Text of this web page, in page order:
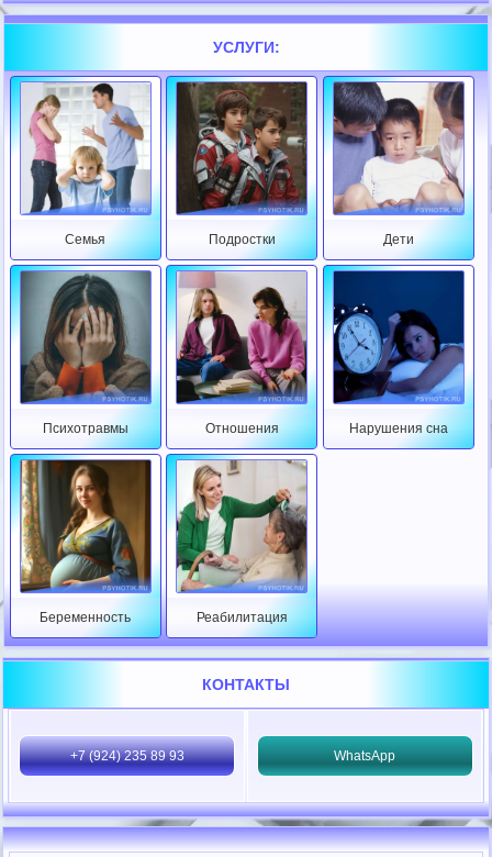
УСЛУГИ:
Семья Подростки Дети
Психотравмы Отношения Нарушения сна
Беременность Реабилитация
КОНТАКТЫ
+7 (924) 235 89 93 WhatsApp